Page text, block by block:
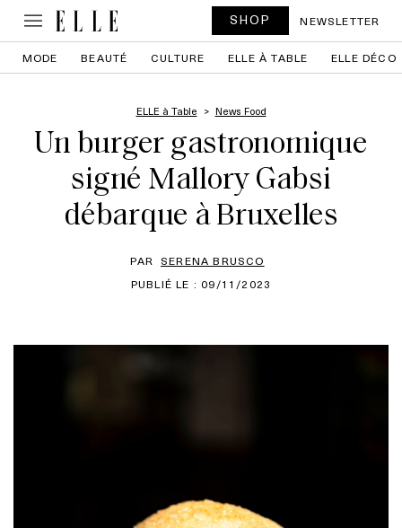
SHOP NEWSLETTER
MODE BEAUTÉ CULTURE ELLE À TABLE ELLE DÉCO
ELLE à Table News Food
Un burger gastronomique
signé Mallory Gabsi
débarque à Bruxelles
PAR SERENA BRUSCO
PUBLIÉ LE : 09/11/2023